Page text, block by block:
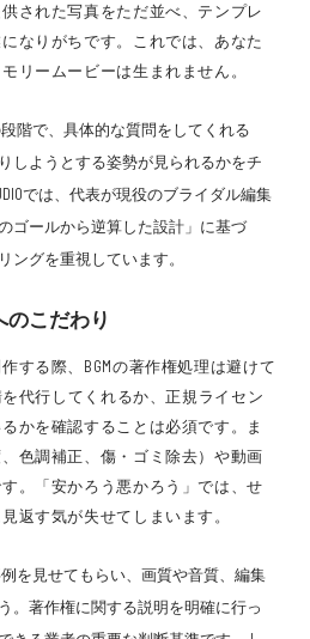
された写真をただ並べ、テンプレ
なりがちです。これでは、あなた
リームービーは生まれません。
階で、具体的な質問をしてくれる
しようとする姿勢が見られるかをチ
では、代表が現役のブライダル編集
ゴールから逆算した設計」に基づ
ングを重視しています。
のこだわり
する際、BGMの著作権処理は避けて
代行してくれるか、正規ライセン
かを確認することは必須です。ま
色調補正、傷・ゴミ除去）や動画
。「安かろう悪かろう」では、せ
返す気が失せてしまいます。
を見せてもらい、画質や音質、編集
。著作権に関する説明を明確に行っ